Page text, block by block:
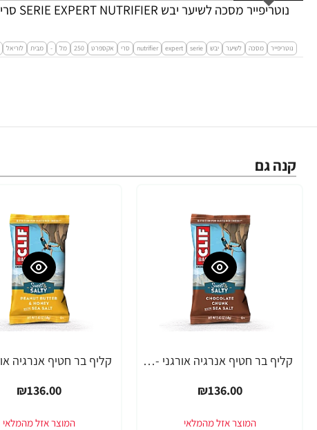
נוטריפייר מסכה לשיער יבש SERIE EXPERT NUTRIFIER סרי אקספרט 250 מ"ל - מבית לוריאל פרופסיונל
נוטריפייר מסכה לשיער יבש serie
expert
nutrifier סרי אקספרט 250 מל - מבית לוריאל
קנה גם
קליף בר חטיף אנרגיה אורגני - שוקולד עם מלח ים 68 גרם - 12 יחידות - מבית CLIF Bar
₪136.00
₪136.00